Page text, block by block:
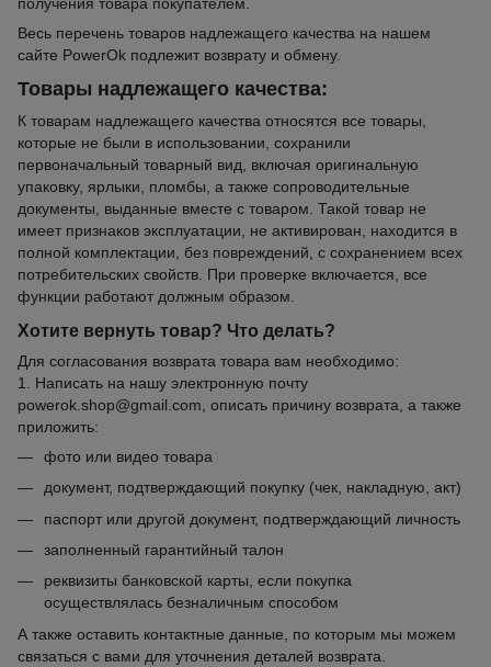
Весь перечень товаров надлежащего качества на нашем
сайте PowerOk подлежит возврату и обмену.
Товары надлежащего качества:
К товарам надлежащего качества относятся все товары,
которые не были в использовании, сохранили
первоначальный товарный вид, включая оригинальную
упаковку, ярлыки, пломбы, а также сопроводительные
документы, выданные вместе с товаром. Такой товар не
имеет признаков эксплуатации, не активирован, находится в
полной комплектации, без повреждений, с сохранением всех
потребительских свойств. При проверке включается, все
функции работают должным образом.
Хотите вернуть товар? Что делать?
Для согласования возврата товара вам необходимо:
1. Написать на нашу электронную почту
powerok.shop@gmail.com, описать причину возврата, а также
приложить:
фото или видео товара
документ, подтверждающий покупку (чек, накладную, акт)
паспорт или другой документ, подтверждающий личность
заполненный гарантийный талон
реквизиты банковской карты, если покупка
осуществлялась безналичным способом
А также оставить контактные данные, по которым мы можем
связаться с вами для уточнения деталей возврата.